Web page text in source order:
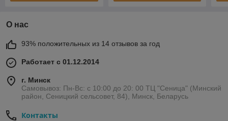
О нас
93% положительных из 14 отзывов за год
Работает с 01.12.2014
г. Минск
Самовывоз: Пн-Вс: с 10:00 до 20: 00 ТЦ "Сеница" (Минский
район, Сеницкий сельсовет, 84), Минск, Беларусь
Контакты